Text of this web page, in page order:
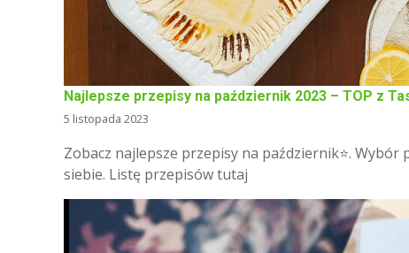
Najlepsze przepisy na październik 2023 – TOP z
5 listopada 2023
Zobacz najlepsze przepisy na październik⭐.
siebie. Listę przepisów tutaj